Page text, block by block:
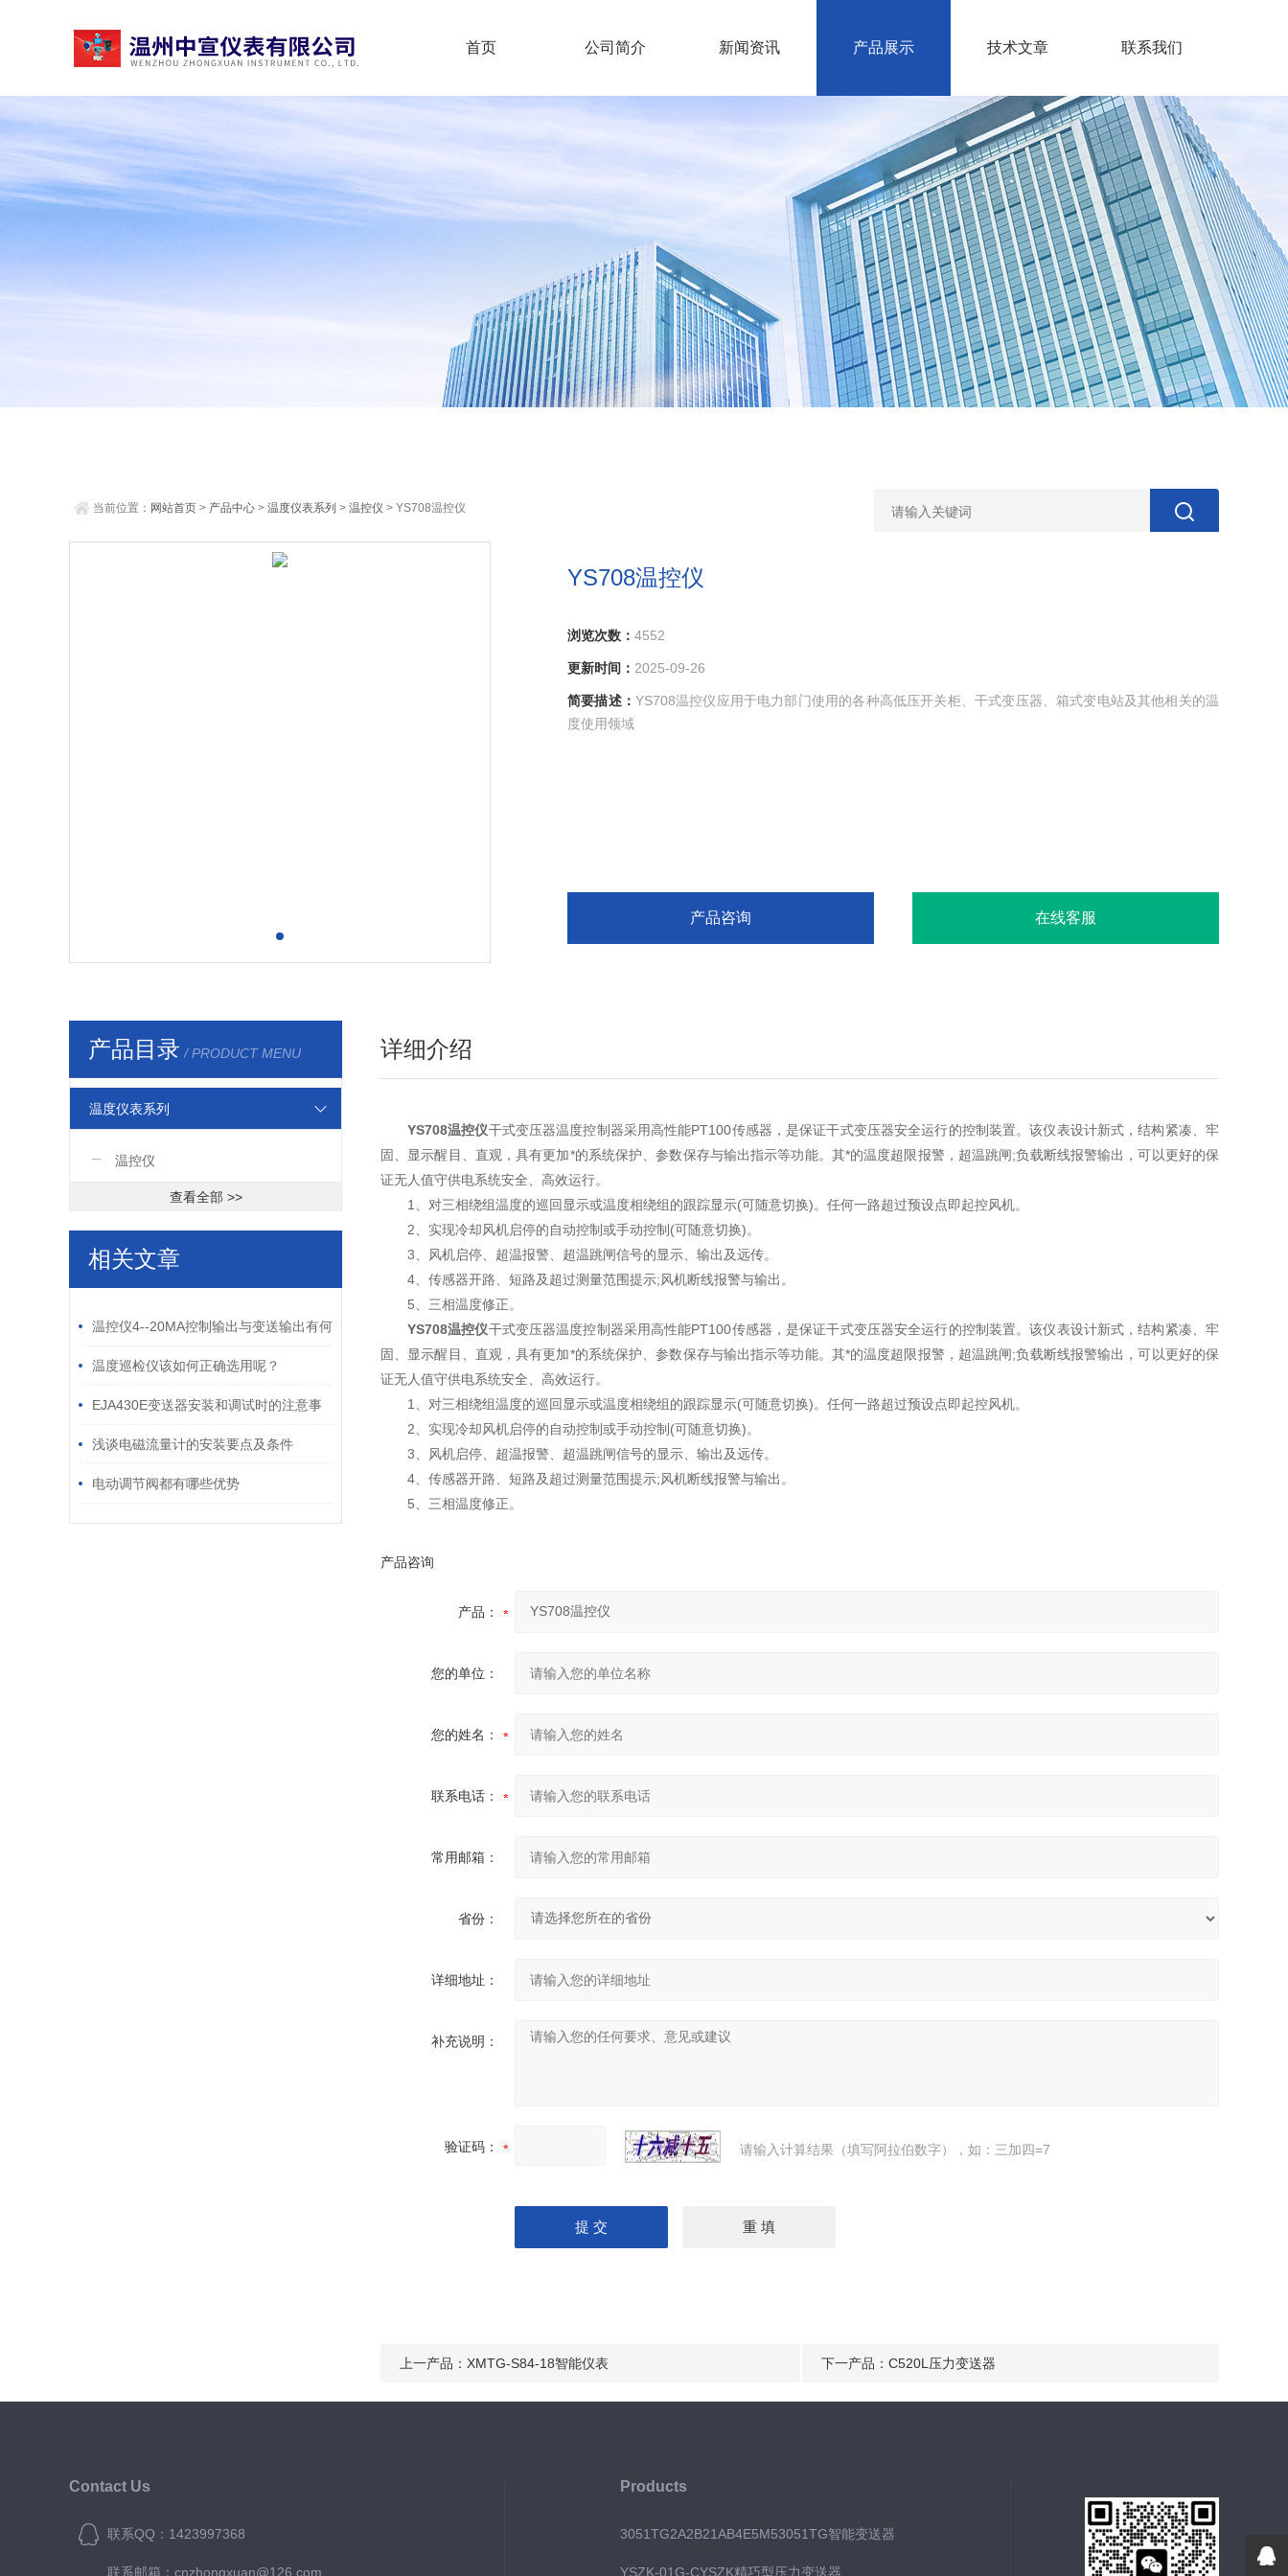
首页 公司简介 新闻资讯 产品展示 技术文章 联系我们
当前位置： 网站首页 > 产品中心 > 温度仪表系列 > 温控仪 > YS708温控仪
YS708温控仪
浏览次数： 4552
更新时间： 2025-09-26
简要描述： YS708温控仪应用于电力部门使用的各种高低压开关柜、干式变压器、箱式变电站及其他相关的温
度使用领域
产品咨询 在线客服
产品目录 / PRODUCT MENU
温度仪表系列
温控仪
查看全部 >>
相关文章
温控仪4--20MA控制输出与变送输出有何
不同温度巡检仪该如何正确选用呢？
EJA430E变送器安装和调试时的注意事
项 浅谈电磁流量计的安装要点及条件
电动调节阀都有哪些优势
详细介绍
YS708温控仪干式变压器温度控制器采用高性能PT100传感器，是保证干式变压器安全运行的控制装置。该仪表设计新式，结构紧凑、牢
固、显示醒目、直观，具有更加*的系统保护、参数保存与输出指示等功能。其*的温度超限报警，超温跳闸;负载断线报警输出，可以更好的保
证无人值守供电系统安全、高效运行。
1、对三相绕组温度的巡回显示或温度相绕组的跟踪显示(可随意切换)。任何一路超过预设点即起控风机。
2、实现冷却风机启停的自动控制或手动控制(可随意切换)。
3、风机启停、超温报警、超温跳闸信号的显示、输出及远传。
4、传感器开路、短路及超过测量范围提示;风机断线报警与输出。
5、三相温度修正。
YS708温控仪干式变压器温度控制器采用高性能PT100传感器，是保证干式变压器安全运行的控制装置。该仪表设计新式，结构紧凑、牢
固、显示醒目、直观，具有更加*的系统保护、参数保存与输出指示等功能。其*的温度超限报警，超温跳闸;负载断线报警输出，可以更好的保
证无人值守供电系统安全、高效运行。
1、对三相绕组温度的巡回显示或温度相绕组的跟踪显示(可随意切换)。任何一路超过预设点即起控风机。
2、实现冷却风机启停的自动控制或手动控制(可随意切换)。
3、风机启停、超温报警、超温跳闸信号的显示、输出及远传。
4、传感器开路、短路及超过测量范围提示;风机断线报警与输出。
5、三相温度修正。
产品咨询
产品：
您的单位：
您的姓名：
联系电话：
常用邮箱：
省份：
详细地址：
补充说明：
验证码： 请输入计算结果（填写阿拉伯数字），如：三加四=7
上一产品： XMTG-S84-18智能仪表 下一产品： C520L压力变送器
Contact Us
联系QQ：1423997368
联系邮箱：cnzhongxuan@126.com
Products
3051TG2A2B21AB4E5M53051TG智能变送器
YSZK-01G-CYSZK精巧型压力变送器